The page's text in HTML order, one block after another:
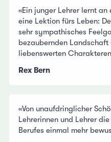
«Ein junger Lehrer lernt
eine Lektion fürs Leben:
sehr sympathisches
bezaubernden
liebenswerten
Rex Bern
«Von unaufdringlicher
Lehrerinnen und Lehrer
Berufes einmal mehr